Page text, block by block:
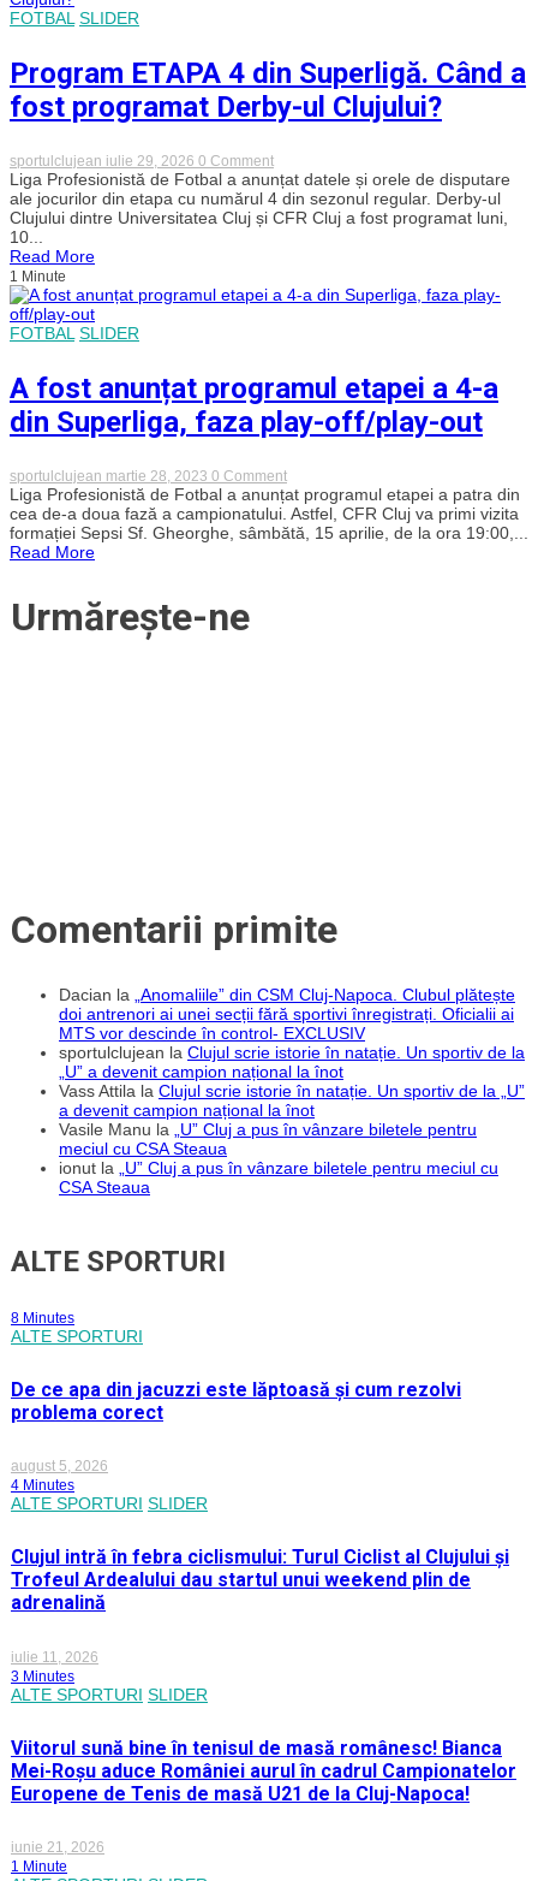
FOTBAL SLIDER
Program ETAPA 4 din Superligă. Când a
fost programat Derby-ul Clujului?
sportulclujean iulie 29, 2026 0 Commenton
Program
ETAPA
4
din
fost
Liga Profesionistă de Fotbal a anunțat datele și orele de disputare
ale jocurilor din etapa cu numărul 4 din sezonul regular. Derby-ul
Clujului dintre Universitatea Cluj și CFR Cluj a fost programat luni,
10...
Read More
1 Minute
FOTBAL SLIDER
A fost anunțat programul etapei a 4-a
din Superliga, faza play-off/play-out
sportulclujean martie 28, 2023 0 Commenton
A
fost
anunțat
programul
Liga Profesionistă de Fotbal a anunțat programul etapei a patra din
cea de-a doua fază a campionatului. Astfel, CFR Cluj va primi vizita
formației Sepsi Sf. Gheorghe, sâmbătă, 15 aprilie, de la ora 19:00,...
Read More
Urmărește-ne
Comentarii primite
Dacian la
„Anomaliile” din CSM Cluj-Napoca. Clubul plătește
doi antrenori ai unei secții fără sportivi înregistrați. Oficialii ai
MTS vor descinde în control- EXCLUSIV
sportulclujean la Clujul scrie istorie în natație. Un sportiv de la
„U” a devenit campion național la înot
Vass Attila la Clujul scrie istorie în natație. Un sportiv de la „U”
a devenit campion național la înot
Vasile Manu la
„U” Cluj a pus în vânzare biletele pentru
meciul cu CSA Steaua
ionut la
„U” Cluj a pus în vânzare biletele pentru meciul cu
CSA Steaua
ALTE SPORTURI
8 Minutes
ALTE SPORTURI
De ce apa din jacuzzi este lăptoasă și cum rezolvi
problema corect
august 5, 2026
4 Minutes
ALTE SPORTURI SLIDER
Clujul intră în febra ciclismului: Turul Ciclist al Clujului și
Trofeul Ardealului dau startul unui weekend plin de
adrenalină
iulie 11, 2026
3 Minutes
ALTE SPORTURI SLIDER
Viitorul sună bine în tenisul de masă românesc! Bianca
Mei-Roșu aduce României aurul în cadrul Campionatelor
Europene de Tenis de masă U21 de la Cluj-Napoca!
iunie 21, 2026
1 Minute